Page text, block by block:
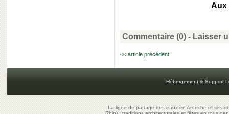
Aux
Commentaire (0) - Laisser
<< article précédent
Hébergement & Support
La ligne de partage des eaux en Ardèche et ses